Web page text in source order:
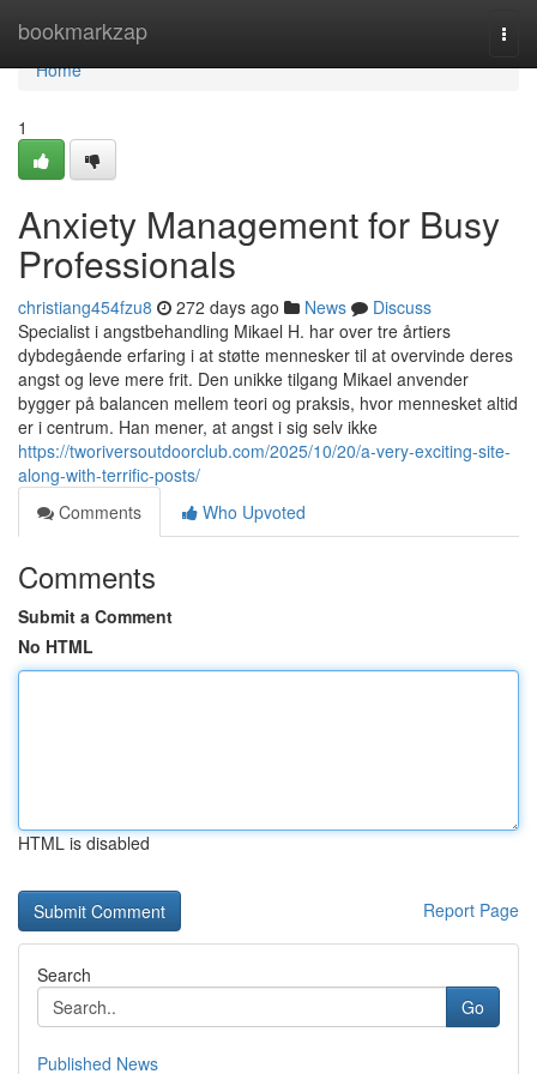
bookmarkzap
Home
Home
1
Anxiety Management for Busy
Professionals
christiang454fzu8 272 days ago News
Discuss
Specialist i angstbehandling Mikael H. har over tre årtiers
dybdegående erfaring i at støtte mennesker til at overvinde deres
angst og leve mere frit. Den unikke tilgang Mikael anvender
bygger på balancen mellem teori og praksis, hvor mennesket altid
er i centrum. Han mener, at angst i sig selv ikke
https://tworiversoutdoorclub.com/2025/10/20/a-very-exciting-site-
along-with-terrific-posts/
Comments
Who Upvoted
Comments
Submit a Comment
No HTML
HTML is disabled
Report Page
Search
Go
Published News